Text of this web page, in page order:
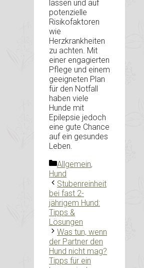
lassen und auf
potenzielle
Risikofaktoren
wie
Herzkrankheiten
zu achten. Mit
einer engagierten
Pflege und einem
geeigneten Plan
für den Notfall
haben viele
Hunde mit
Epilepsie jedoch
eine gute Chance
auf ein gesundes
Leben.
Kategorien
Allgemein,
Hund
Stubenreinheit
bei fast 2-
jährigem Hund:
Tipps &
Lösungen
Was tun, wenn
der Partner den
Hund nicht mag?
Tipps für ein